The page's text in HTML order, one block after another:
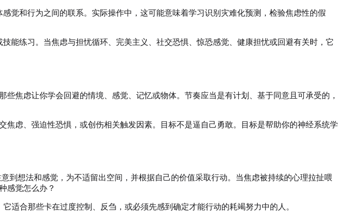
觉和行为之间的联系。实际操作中，这可能意味着学习识别灾难化预测，检验焦虑性的假
能练习。当焦虑与担忧循环、完美主义、社交恐惧、惊恐感觉、健康担忧或回避有关时，它
焦虑让你学会回避的情境、感觉、记忆或物体。节奏应当是有计划、基于同意且可承受的，
虑、强迫性恐惧，或创伤相关触发因素。目标不是逼自己勇敢。目标是帮助你的神经系统学
想法和感觉，为不适留出空间，并根据自己的价值采取行动。当焦虑被持续的心理拉扯喂
感觉怎么办？
适合那些卡在过度控制、反刍，或必须先感到确定才能行动的耗竭努力中的人。